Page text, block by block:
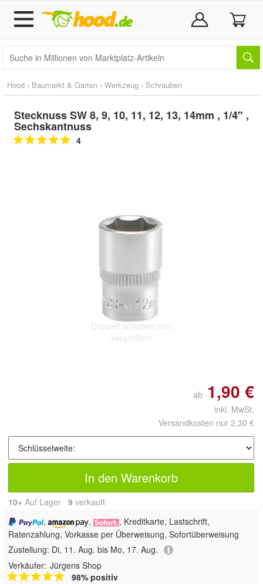
Hood › Baumarkt & Garten › Werkzeug › Schrauben
Stecknuss SW 8, 9, 10, 11, 12, 13, 14mm , 1/4" ,
Sechskantnuss
4
Doppelt antippen zum
vergrößern
ab 1,90 €
inkl. MwSt.
Versandkosten nur 2,30 €
In den Warenkorb
10+ Auf Lager 9 verkauft
,
,
, Kreditkarte, Lastschrift,
Ratenzahlung, Vorkasse per Überweisung, Sofortüberweisung
Zustellung: Di, 11. Aug. bis Mo, 17. Aug.
Verkäufer: Jürgens Shop
98% positiv